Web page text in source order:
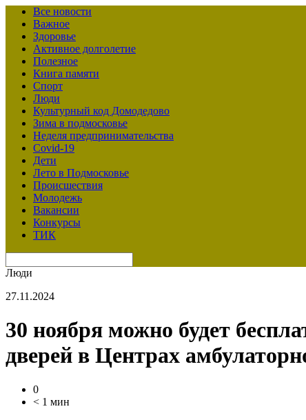
Все новости
Важное
Здоровье
Активное долголетие
Полезное
Книга памяти
Спорт
Люди
Культурный код Домодедово
Зима в подмосковье
Неделя предпринимательства
Covid-19
Дети
Лето в Подмосковье
Происшествия
Молодежь
Вакансии
Конкурсы
ТИК
Люди
27.11.2024
30 ноября можно будет
дверей в Центрах
0
< 1 мин